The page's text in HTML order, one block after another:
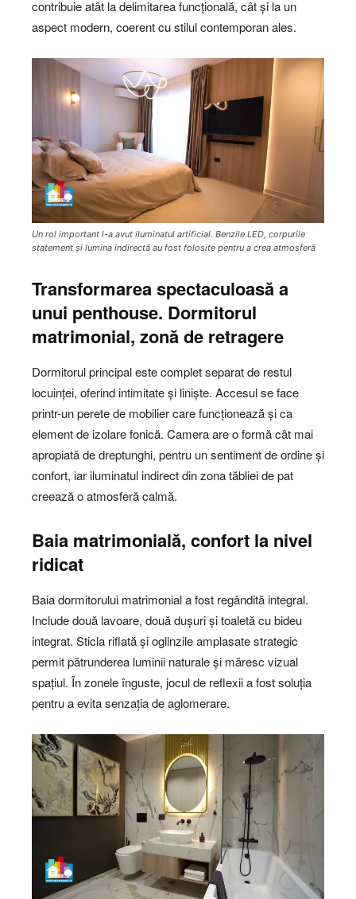
contribuie atât la delimitarea funcțională, cât și la un
aspect modern, coerent cu stilul contemporan ales.
Un rol important l-a avut iluminatul artificial. Benzile LED, corpurile
statement și lumina indirectă au fost folosite pentru a crea atmosferă
Transformarea spectaculoasă a
unui penthouse. Dormitorul
matrimonial, zonă de retragere
Dormitorul principal este complet separat de restul
locuinței, oferind intimitate și liniște. Accesul se face
printr-un perete de mobilier care funcționează și ca
element de izolare fonică. Camera are o formă cât mai
apropiată de dreptunghi, pentru un sentiment de ordine și
confort, iar iluminatul indirect din zona tăbliei de pat
creează o atmosferă calmă.
Baia matrimonială, confort la nivel
ridicat
Baia dormitorului matrimonial a fost regândită integral.
Include două lavoare, două dușuri și toaletă cu bideu
integrat. Sticla riflată și oglinzile amplasate strategic
permit pătrunderea luminii naturale și măresc vizual
spațiul. În zonele înguste, jocul de reflexii a fost soluția
pentru a evita senzația de aglomerare.